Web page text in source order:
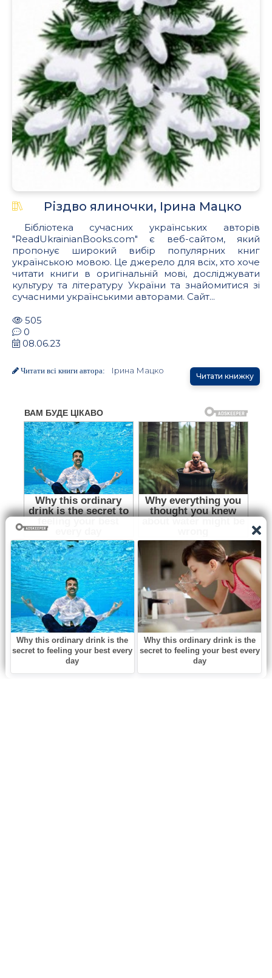
Різдво ялиночки, Ірина Мацко
Бібліотека сучасних українських авторів
"ReadUkrainianBooks.com" є веб-сайтом, який
пропонує широкий вибір популярних книг
українською мовою. Це джерело для всіх, хто хоче
читати книги в оригінальній мові, досліджувати
культуру та літературу України та знайомитися зі
сучасними українськими авторами. Сайт...
505
0
08.06.23
Читати всі книги автора: Ірина Мацко
Читати книжку